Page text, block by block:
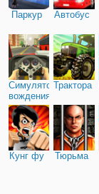
Паркур Автобус
Симулятор
вождения
Трактора
Кунг фу Тюрьма